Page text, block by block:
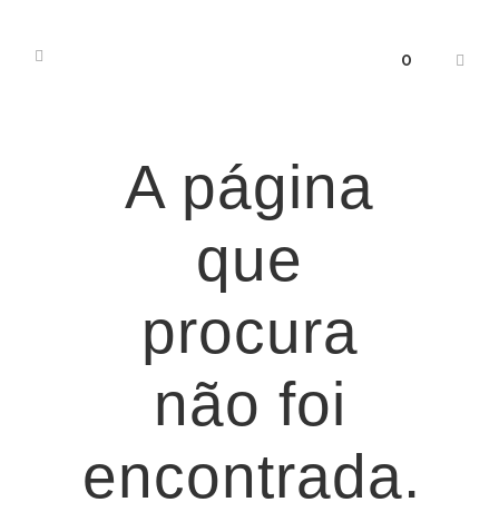
0
A página
que
procura
não foi
encontrada.